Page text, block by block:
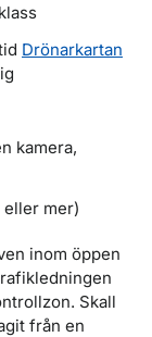
Drönarkartan
kamera,
eller mer)
inom öppen
Skall
från en